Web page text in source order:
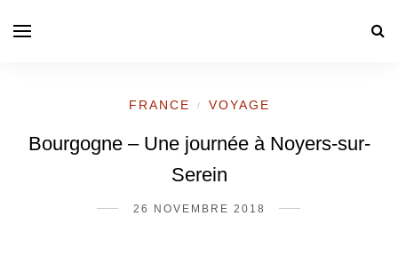
FRANCE / VOYAGE
Bourgogne – Une journée à Noyers-sur-
Serein
26 NOVEMBRE 2018